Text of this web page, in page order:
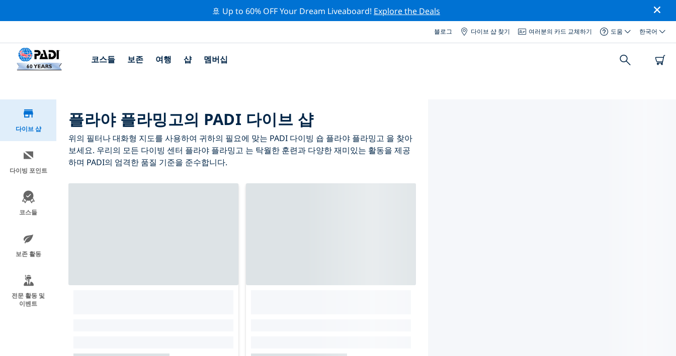
🚢 Up to 60% OFF Your Dream Liveaboard! Explore the Deals
블로그 다이브 샵 찾기 여러분의 카드 교체하기 도움 한국어
코스들 보존 여행 샵 멤버십
다이브 샵
다이빙 포인트
코스들
보존 활동
전문 활동 및
이벤트
플라야 플라밍고의 PADI 다이브 샵
위의 필터나 대화형 지도를 사용하여 귀하의 필요에 맞는 PADI 다이빙 숍 플라야 플라밍고 을 찾아
보세요. 우리의 모든 다이빙 센터 플라야 플라밍고 는 탁월한 훈련과 다양한 재미있는 활동을 제공
하며 PADI의 엄격한 품질 기준을 준수합니다.